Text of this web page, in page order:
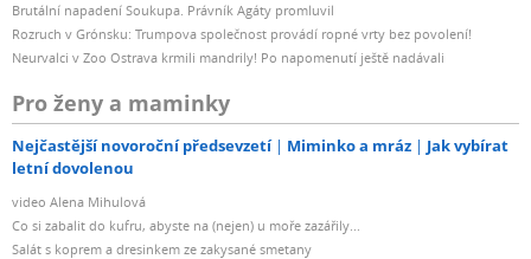
Brutální napadení Soukupa. Právník Agáty promluvil
Rozruch v Grónsku: Trumpova společnost provádí ropné vrty bez povolení!
Neurvalci v Zoo Ostrava krmili mandrily! Po napomenutí ještě nadávali
Pro ženy a maminky
Nejčastější novoroční předsevzetí Miminko a mráz
Jak vybírat
letní dovolenou
video Alena Mihulová
Co si zabalit do kufru, abyste na (nejen) u moře zazářily...
Salát s koprem a dresinkem ze zakysané smetany